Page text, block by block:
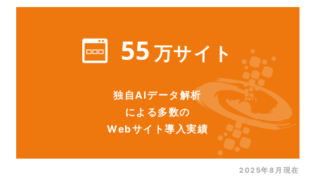
55 万サイト
独自AIデータ解析
による多数の
Webサイト導入実績
2025年8月現在